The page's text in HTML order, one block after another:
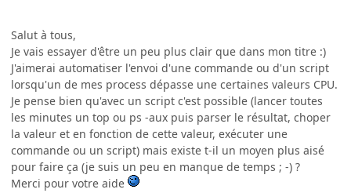
Salut à tous,
Je vais essayer d'être un peu plus clair que dans mon titre :)
J'aimerai automatiser l'envoi d'une commande ou d'un script
lorsqu'un de mes process dépasse une certaines valeurs CPU.
Je pense bien qu'avec un script c'est possible (lancer toutes
les minutes un top ou ps -aux puis parser le résultat, choper
la valeur et en fonction de cette valeur, exécuter une
commande ou un script) mais existe t-il un moyen plus aisé
pour faire ça (je suis un peu en manque de temps ; -) ?
Merci pour votre aide